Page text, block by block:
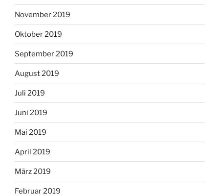
November 2019
Oktober 2019
September 2019
August 2019
Juli 2019
Juni 2019
Mai 2019
April 2019
März 2019
Februar 2019